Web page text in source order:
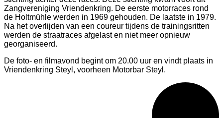
Zangvereniging Vriendenkring. De eerste motorraces rond
de Holtmühle werden in 1969 gehouden. De laatste in 1979.
Na het overlijden van een coureur tijdens de trainingsritten
werden de straatraces afgelast en niet meer opnieuw
georganiseerd.
De foto- en filmavond begint om 20.00 uur en vindt plaats in
Vriendenkring Steyl, voorheen Motorbar Steyl .